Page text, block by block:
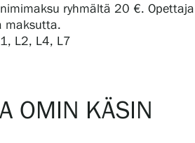
ryhmältä 20 €. Opettaja
maksutta.
L2, L4, L7
OMIN KÄSIN